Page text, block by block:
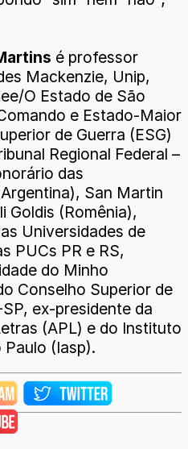
é professor
Mackenzie, Unip,
O Estado de São
e Estado-Maior
de Guerra (ESG)
Regional Federal –
das
San Martin
Goldis (Romênia),
Universidades de
PUCs PR e RS,
do Minho
Conselho Superior de
ex-presidente da
(APL) e do Instituto
(Iasp).